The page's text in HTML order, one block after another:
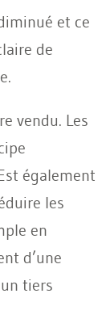
et ce
de
vendu. Les
également
les
en
d’une
tiers